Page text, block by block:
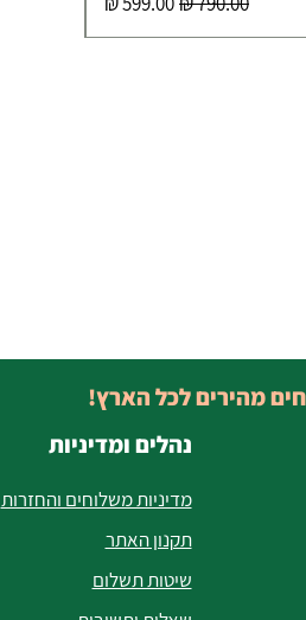
נהלים ומדיניות
מדיניות משלוחים והחזרות
תקנון האתר
שיטות תשלום
מהירים לכל הארץ!